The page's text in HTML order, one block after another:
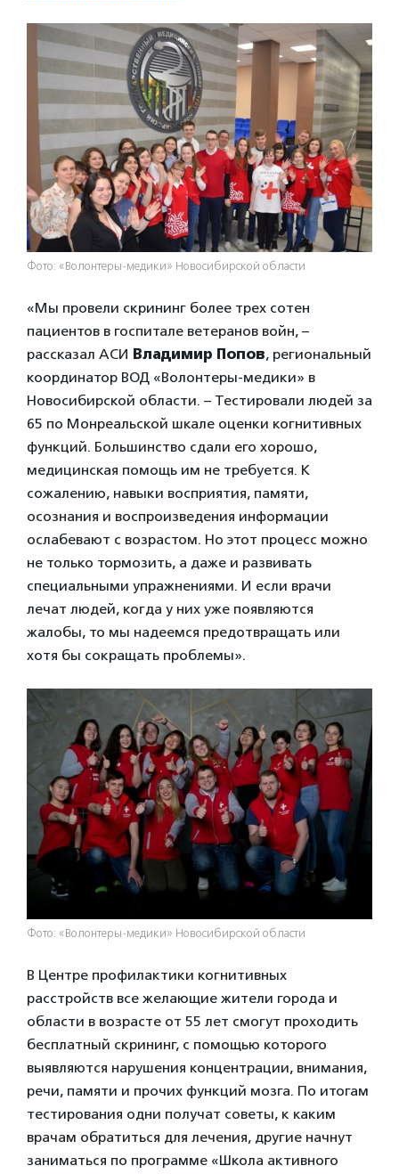
Фото: «Волонтеры-медики» Новосибирской области
«Мы провели скрининг более трех сотен
пациентов в госпитале ветеранов войн, –
рассказал АСИ Владимир Попов, региональный
координатор ВОД «Волонтеры-медики» в
Новосибирской области. – Тестировали людей за
65 по Монреальской шкале оценки когнитивных
функций. Большинство сдали его хорошо,
медицинская помощь им не требуется. К
сожалению, навыки восприятия, памяти,
осознания и воспроизведения информации
ослабевают с возрастом. Но этот процесс можно
не только тормозить, а даже и развивать
специальными упражнениями. И если врачи
лечат людей, когда у них уже появляются
жалобы, то мы надеемся предотвращать или
хотя бы сокращать проблемы».
Фото: «Волонтеры-медики» Новосибирской области
В Центре профилактики когнитивных
расстройств все желающие жители города и
области в возрасте от 55 лет смогут проходить
бесплатный скрининг, с помощью которого
выявляются нарушения концентрации, внимания,
речи, памяти и прочих функций мозга. По итогам
тестирования одни получат советы, к каким
врачам обратиться для лечения, другие начнут
заниматься по программе «Школа активного